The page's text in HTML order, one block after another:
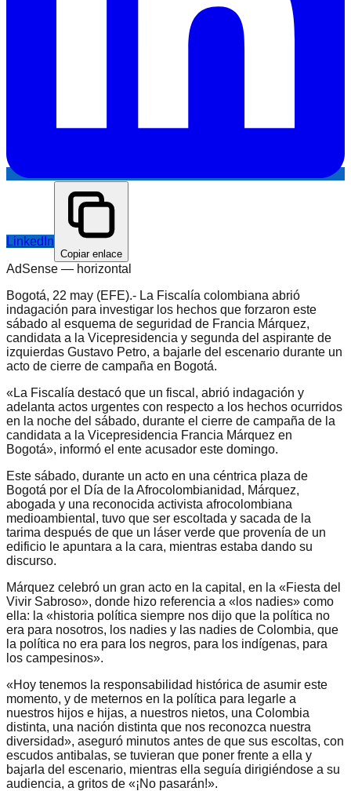
LinkedIn
Copiar enlace
AdSense — horizontal
Bogotá, 22 may (EFE).- La Fiscalía colombiana abrió
indagación para investigar los hechos que forzaron este
sábado al esquema de seguridad de Francia Márquez,
candidata a la Vicepresidencia y segunda del aspirante de
izquierdas Gustavo Petro, a bajarle del escenario durante un
acto de cierre de campaña en Bogotá.
«La Fiscalía destacó que un fiscal, abrió indagación y
adelanta actos urgentes con respecto a los hechos ocurridos
en la noche del sábado, durante el cierre de campaña de la
candidata a la Vicepresidencia Francia Márquez en
Bogotá», informó el ente acusador este domingo.
Este sábado, durante un acto en una céntrica plaza de
Bogotá por el Día de la Afrocolombianidad, Márquez,
abogada y una reconocida activista afrocolombiana
medioambiental, tuvo que ser escoltada y sacada de la
tarima después de que un láser verde que provenía de un
edificio le apuntara a la cara, mientras estaba dando su
discurso.
Márquez celebró un gran acto en la capital, en la «Fiesta del
Vivir Sabroso», donde hizo referencia a «los nadies» como
ella: la «historia política siempre nos dijo que la política no
era para nosotros, los nadies y las nadies de Colombia, que
la política no era para los negros, para los indígenas, para
los campesinos».
«Hoy tenemos la responsabilidad histórica de asumir este
momento, y de meternos en la política para legarle a
nuestros hijos e hijas, a nuestros nietos, una Colombia
distinta, una nación distinta que nos reconozca nuestra
diversidad», aseguró minutos antes de que sus escoltas, con
escudos antibalas, se tuvieran que poner frente a ella y
bajarla del escenario, mientras ella seguía dirigiéndose a su
audiencia, a gritos de «¡No pasarán!».